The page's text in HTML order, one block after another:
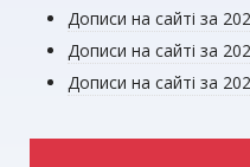
Дописи на сайті за
Дописи на сайті за
Дописи на сайті за